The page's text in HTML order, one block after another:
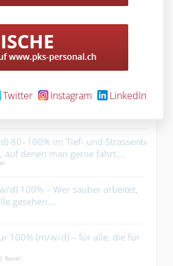
100% - Organisation im Kopf,
im Boot – klingt nach Ihnen?.
100% (m/w/d) - du sorgst für
80–100% im Tief- und Strassenbau
auf denen man gerne fährt....
d) 100% – Wer sauber arbeitet,
gesehen….
100% (m/w/d) – für alle, die für
Basel
Twitter Instagram LinkedIn